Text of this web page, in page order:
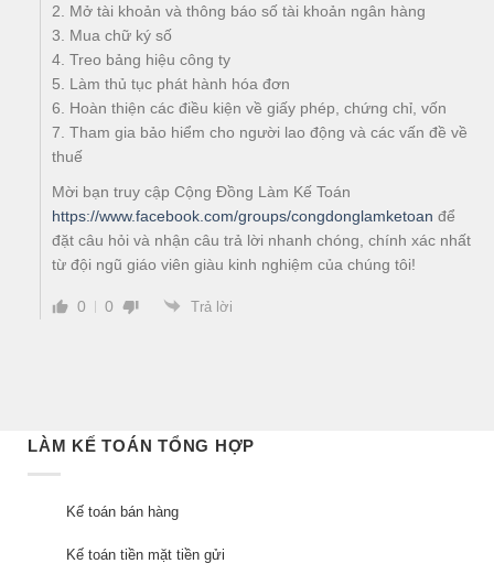
2. Mở tài khoản và thông báo số tài khoản ngân hàng
3. Mua chữ ký số
4. Treo bảng hiệu công ty
5. Làm thủ tục phát hành hóa đơn
6. Hoàn thiện các điều kiện về giấy phép, chứng chỉ, vốn
7. Tham gia bảo hiểm cho người lao động và các vấn đề về
thuế
Mời bạn truy cập Cộng Đồng Làm Kế Toán
https://www.facebook.com/groups/congdonglamketoan để
đặt câu hỏi và nhận câu trả lời nhanh chóng, chính xác nhất
từ đội ngũ giáo viên giàu kinh nghiệm của chúng tôi!
0 0 Trả lời
LÀM KẾ TOÁN TỔNG HỢP
Kế toán bán hàng
Kế toán tiền mặt tiền gửi